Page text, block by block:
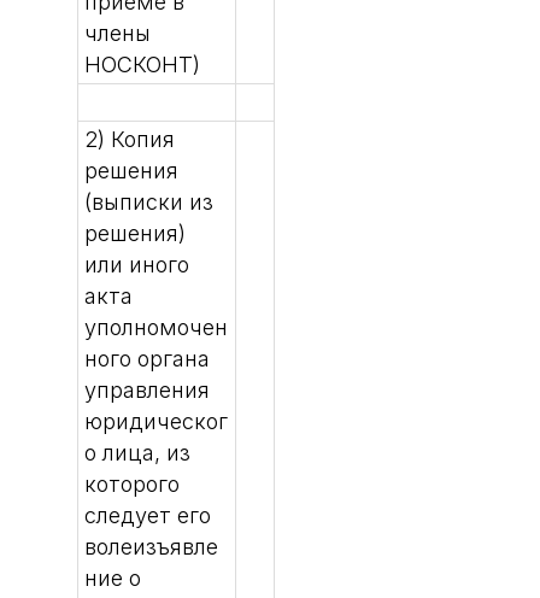
члены
НОСКОНТ)
2) Копия
решения
(выписки из
решения)
или иного
акта
уполномочен
ного органа
управления
юридическог
о лица, из
которого
следует его
волеизъявле
ние о